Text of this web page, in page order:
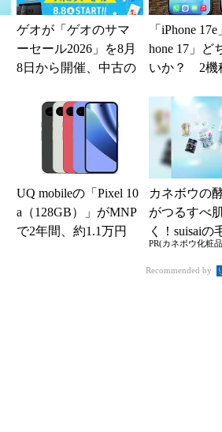
ゲオが「ゲオのサマ
ーセール2026」を8月
8日から開催、中古の
得に
「iPhone
hone 17」ど
いか？ 2機
ッ...
UQ mobileの「Pixel 10
a（128GB）」がMNP
で2年間、約1.1万円
カネボウの
がつるすべ
く！suisaiの
ア・角質ケア
PR(カネボウ化粧
Recommended by